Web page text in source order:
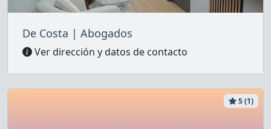
De Costa | Abogados
Ver dirección y datos de contacto
5 (1)